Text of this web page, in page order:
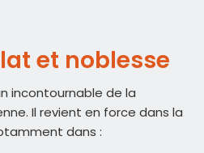
et noblesse
incontournable de la
Il revient en force dans la
dans :